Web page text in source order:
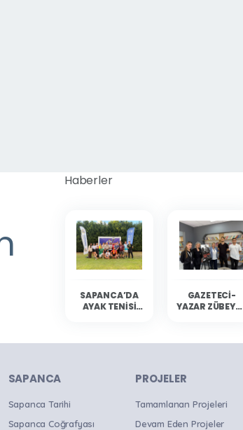
Haberler
SAPANCA’DA
AYAK TENISI
GAZETECI-
YAZAR ZÜBEYDE
SAPANCA
Sapanca Tarihi
Sapanca Coğrafyası
PROJELER
Tamamlanan Projeleri
Devam Eden Projeler